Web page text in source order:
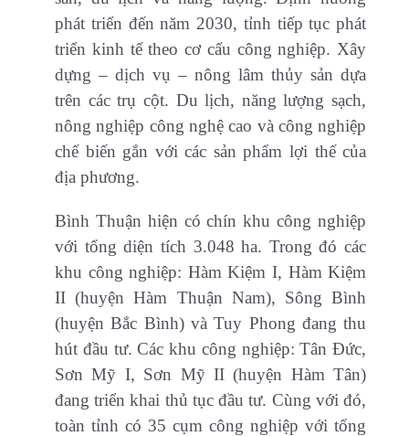
phát triển đến năm 2030, tỉnh tiếp tục phát
triển kinh tế theo cơ cấu công nghiệp. Xây
dựng – dịch vụ – nông lâm thủy sản dựa
trên các trụ cột. Du lịch, năng lượng sạch,
nông nghiệp công nghệ cao và công nghiệp
chế biến gắn với các sản phẩm lợi thế của
địa phương.
Bình Thuận hiện có chín khu công nghiệp
với tổng diện tích 3.048 ha. Trong đó các
khu công nghiệp: Hàm Kiệm I, Hàm Kiệm
II (huyện Hàm Thuận Nam), Sông Bình
(huyện Bắc Bình) và Tuy Phong đang thu
hút đầu tư. Các khu công nghiệp: Tân Ðức,
Sơn Mỹ I, Sơn Mỹ II (huyện Hàm Tân)
đang triển khai thủ tục đầu tư. Cùng với đó,
toàn tỉnh có 35 cụm công nghiệp với tổng